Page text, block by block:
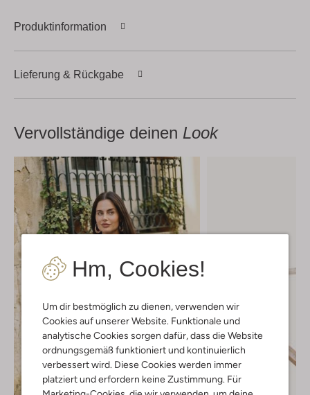
Hm, Cookies!
Um dir bestmöglich zu dienen, verwenden wir
Cookies auf unserer Website. Funktionale und
analytische Cookies sorgen dafür, dass die Website
ordnungsgemäß funktioniert und kontinuierlich
verbessert wird. Diese Cookies werden immer
platziert und erfordern keine Zustimmung. Für
Produktinformation
Lieferung & Rückgabe
Vervollständige deinen Look